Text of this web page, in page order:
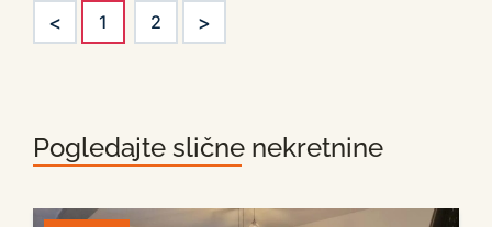
< 1 2 >
Pogledajte slične nekretnine